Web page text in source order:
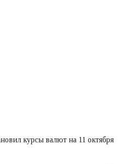
курсы валют на 11 октября